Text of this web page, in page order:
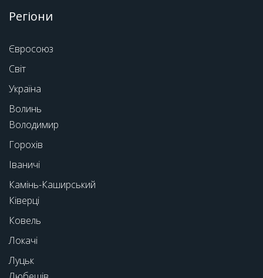
Регіони
Євросоюз
Світ
Україна
Волинь
Володимир
Горохів
Іваничі
Камінь-Каширський
Ківерці
Ковель
Локачі
Луцьк